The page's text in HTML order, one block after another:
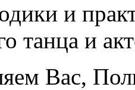
и
танца и
Вас,